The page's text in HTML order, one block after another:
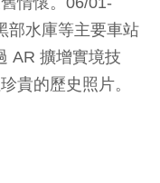
部水庫等主要車站
AR 擴增實境技
貴的歷史照片。